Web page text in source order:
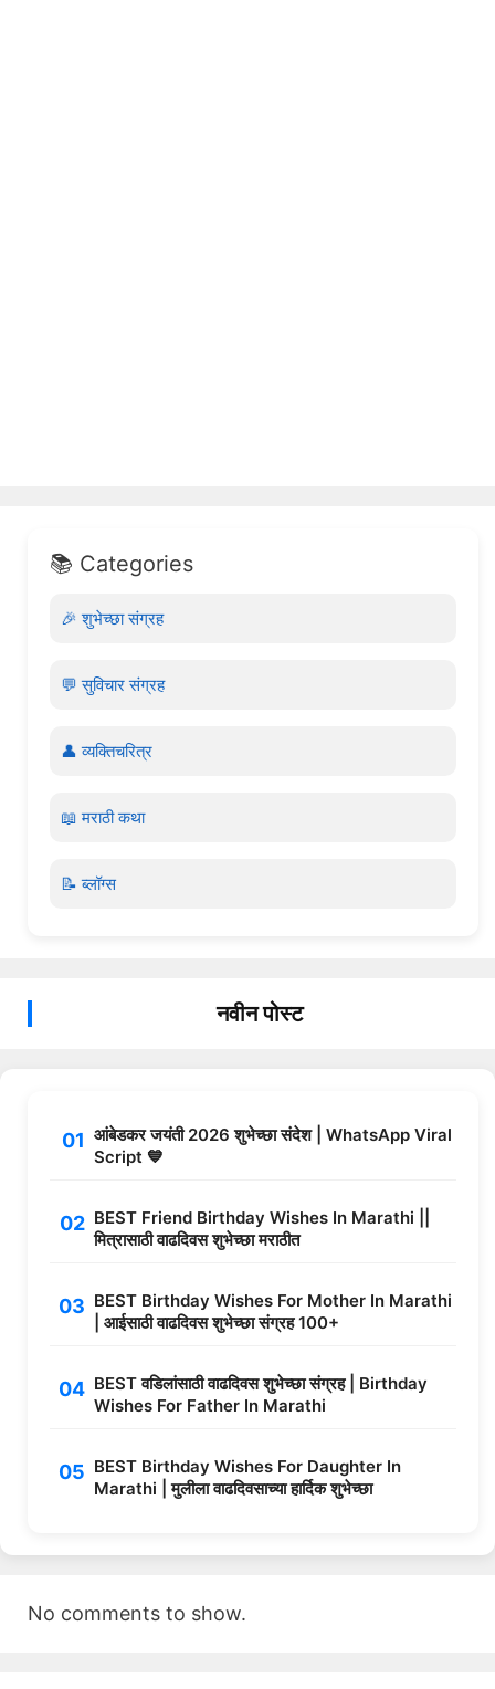
📚 Categories
🎉 शुभेच्छा संग्रह
💬 सुविचार संग्रह
👤 व्यक्तिचरित्र
📖 मराठी कथा
📝 ब्लॉग्स
नवीन पोस्ट
आंबेडकर जयंती 2026 शुभेच्छा संदेश | WhatsApp Viral
Script 💙
BEST Friend Birthday Wishes In Marathi ||
मित्रासाठी वाढदिवस शुभेच्छा मराठीत
BEST Birthday Wishes For Mother In Marathi
| आईसाठी वाढदिवस शुभेच्छा संग्रह 100+
BEST वडिलांसाठी वाढदिवस शुभेच्छा संग्रह | Birthday
Wishes For Father In Marathi
BEST Birthday Wishes For Daughter In
Marathi | मुलीला वाढदिवसाच्या हार्दिक शुभेच्छा
No comments to show.